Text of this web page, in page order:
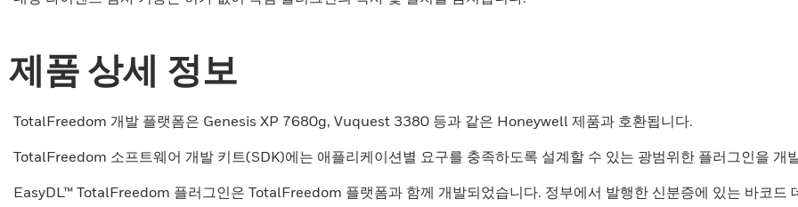
제품 상세 정보
TotalFreedom 개발 플랫폼은 Genesis XP 7680g, Vuquest 3380 등과 같은 Honeywell 제품과 호환됩니다.
TotalFreedom 소프트웨어 개발 키트(SDK)에는 애플리케이션별 요구를 충족하도록 설계할 수 있는 광범위한 플러그인을 개
EasyDL™ TotalFreedom 플러그인은 TotalFreedom 플랫폼과 함께 개발되었습니다. 정부에서 발행한 신분증에 있는 바코드